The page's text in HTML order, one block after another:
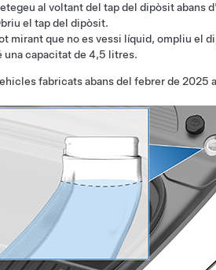
al voltant del tap del dipòsit abans
el tap del dipòsit.
mirant que no es vessi líquid, ompliu el
una capacitat de 4,5 litres.
fabricats abans del febrer de 2025